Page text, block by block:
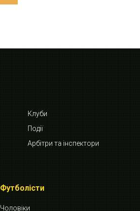
Клуби
Події
Арбітри та інспектори
Футболісти
Чоловіки